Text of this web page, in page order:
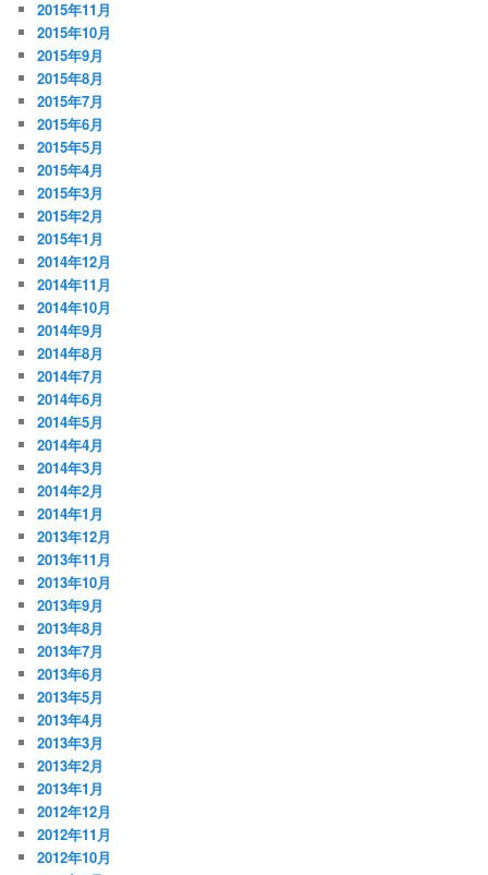
2015年11月
2015年10月
2015年9月
2015年8月
2015年7月
2015年6月
2015年5月
2015年4月
2015年3月
2015年2月
2015年1月
2014年12月
2014年11月
2014年10月
2014年9月
2014年8月
2014年7月
2014年6月
2014年5月
2014年4月
2014年3月
2014年2月
2014年1月
2013年12月
2013年11月
2013年10月
2013年9月
2013年8月
2013年7月
2013年6月
2013年5月
2013年4月
2013年3月
2013年2月
2013年1月
2012年12月
2012年11月
2012年10月